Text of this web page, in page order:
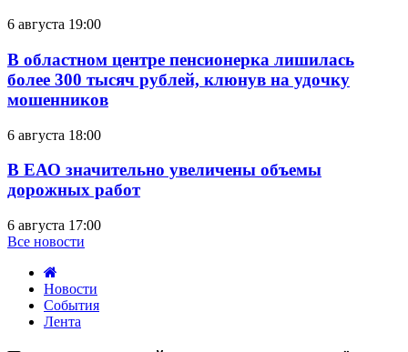
6 августа 19:00
В областном центре пенсионерка лишилась
более 300 тысяч рублей, клюнув на удочку
мошенников
6 августа 18:00
В ЕАО значительно увеличены объемы
дорожных работ
6 августа 17:00
Все новости
Новости
События
Лента